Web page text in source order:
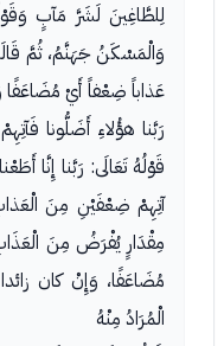
لِلطَّاغِينَ لَشَرَّ مَآبٍ
وَالْمَسْكَنُ جَهَنَّمُ، ثُمَّ
عَذاباً ضِعْفاً أَيْ
قَوْلُهُ تَعَالَى: رَبَّنا إِنَّا
مِقْدَارٍ يُفْرَضُ مِنَ
مُضَاعَفًا، وَإِنْ كان
الْمُرَادُ مِنْهُ